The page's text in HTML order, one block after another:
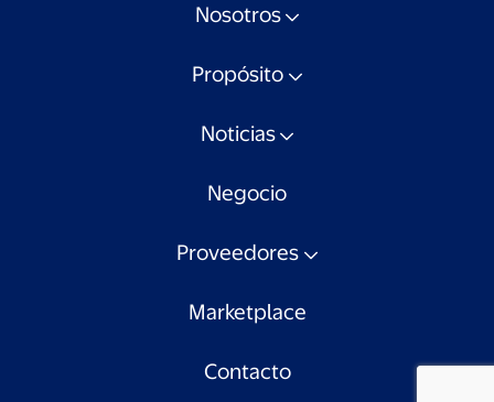
Nosotros
Propósito
Noticias
Negocio
Proveedores
Marketplace
Contacto